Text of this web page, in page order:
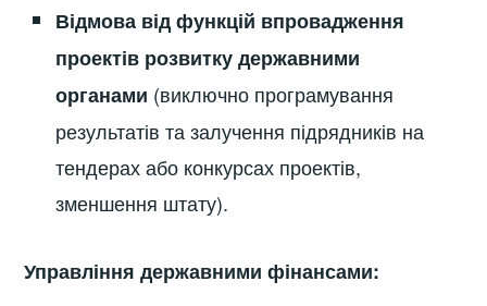
Відмова від функцій впровадження
проектів розвитку державними
органами (виключно програмування
результатів та залучення підрядників на
тендерах або конкурсах проектів,
зменшення штату).
Управління державними фінансами: